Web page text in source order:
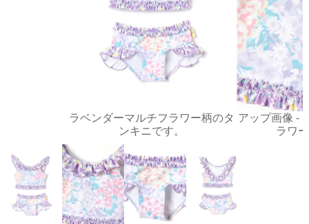
ラベンダーマルチフラワー柄のタ
ンキニです。
アップ画像 -
ラワ